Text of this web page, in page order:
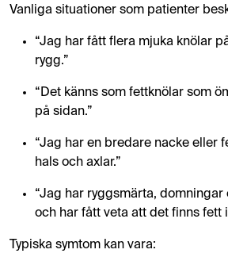
Vanliga situationer som patienter
“Jag har fått flera mjuka knölar
rygg.”
“Det känns som fettknölar som
på sidan.”
“Jag har en bredare nacke eller
hals och axlar.”
“Jag har ryggsmärta,
och har fått veta att det finns fett
Typiska symtom kan vara: